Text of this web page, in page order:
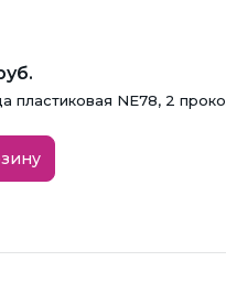
пластиковая NE78, 2